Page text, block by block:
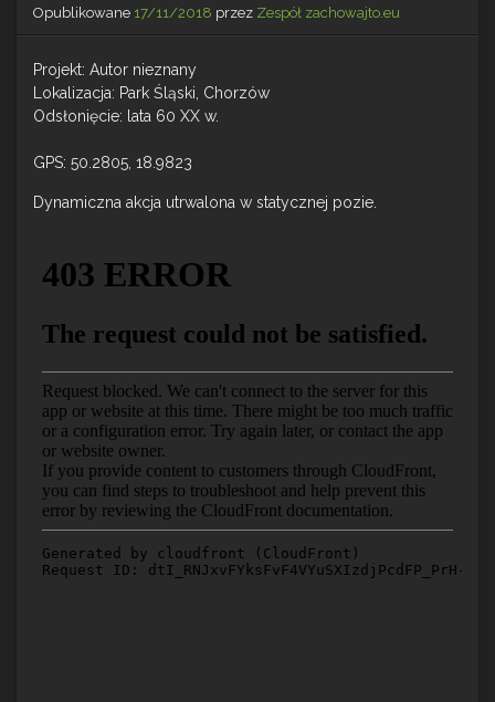
Opublikowane 17/11/2018 przez Zespół zachowajto.eu
Projekt: Autor nieznany
Lokalizacja: Park Śląski, Chorzów
Odsłonięcie: lata 60 XX w.
GPS: 50.2805, 18.9823
Dynamiczna akcja utrwalona w statycznej pozie.